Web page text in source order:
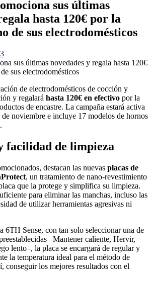
sus últimas
hasta 120€ por la
de sus electrodomésticos
de electrodomésticos de cocción y
y regalará hasta 120€ en efectivo por la
de encastre. La campaña estará activa
noviembre e incluye 17 modelos de hornos
facilidad de limpieza
destacan las nuevas placas de
, un tratamiento de nano-revestimiento
que la protege y simplifica su limpieza.
para eliminar las manchas, incluso las
de utilizar herramientas agresivas ni
6TH Sense, con tan solo seleccionar una de
–Mantener caliente, Hervir,
lento–, la placa se encargará de regular y
la temperatura ideal para el método de
conseguir los mejores resultados con el